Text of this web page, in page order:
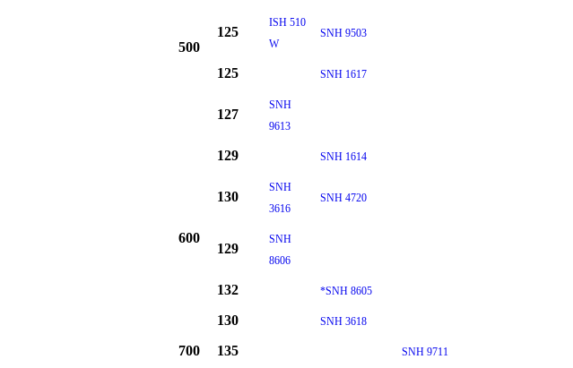
500
125
ISH 510
W
SNH 9503
125 SNH 1617
127
SNH
9613
600
129 SNH 1614
130
SNH
3616
SNH 4720
129
SNH
8606
132 *SNH 8605
130 SNH 3618
700 135 SNH 9711